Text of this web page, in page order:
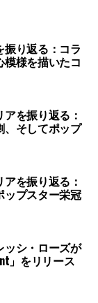
り返る：コラ
様を描いたコ
を振り返る：
、そしてポップ
を振り返る：
ップスター栄冠
ッシ・ローズが
」をリリース